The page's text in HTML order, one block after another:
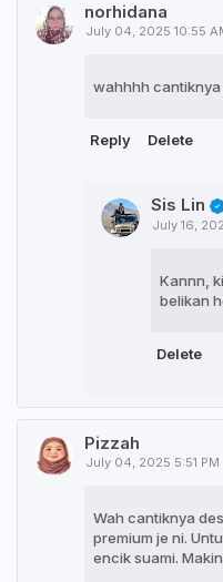
norhidana
July 04, 2025 10:55
wahhhh cantiknya
Reply Delete
Sis Lin
July 16,
Kannn,
belikan
Delete
Pizzah
July 04, 2025 5:51 PM
Wah cantiknya
premium je ni.
encik suami.